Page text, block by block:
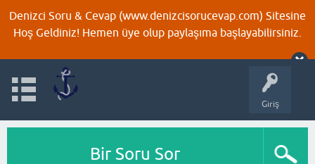
Denizci Soru & Cevap (www.denizcisorucevap.com) Sitesine
Hoş Geldiniz! Hemen üye olup paylaşıma başlayabilirsiniz.
Giriş
Bir Soru Sor